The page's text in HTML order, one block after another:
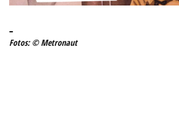
–
Fotos: © Metronaut